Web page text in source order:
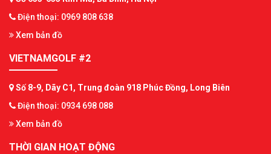
Điện thoại: 0969 808 638
Xem bản đồ
VIETNAMGOLF #2
Số 8-9, Dãy C1, Trung đoàn 918 Phúc Đồng, Long Biên
Điện thoại: 0934 698 088
Xem bản đồ
THỜI GIAN HOẠT ĐỘNG